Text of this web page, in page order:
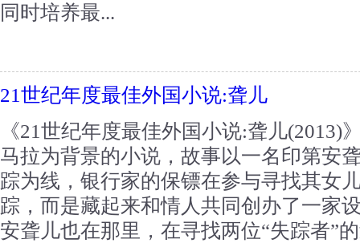
同时培养最...
21世纪年度最佳外国小说:聋儿
《21世纪年度最佳外国小说:聋儿(2013)
马拉为背景的小说，故事以一名印第安
踪为线，银行家的保镖在参与寻找其女
踪，而是藏起来和情人共同创办了一家
安聋儿也在那里，在寻找两位“失踪者”